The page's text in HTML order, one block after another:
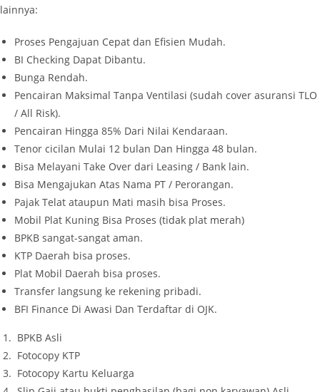
lainnya:
Proses Pengajuan Cepat dan Efisien Mudah.
BI Checking Dapat Dibantu.
Bunga Rendah.
Pencairan Maksimal Tanpa Ventilasi (sudah cover asuransi TLO
/ All Risk).
Pencairan Hingga 85% Dari Nilai Kendaraan.
Tenor cicilan Mulai 12 bulan Dan Hingga 48 bulan.
Bisa Melayani Take Over dari Leasing / Bank lain.
Bisa Mengajukan Atas Nama PT / Perorangan.
Pajak Telat ataupun Mati masih bisa Proses.
Mobil Plat Kuning Bisa Proses (tidak plat merah)
BPKB sangat-sangat aman.
KTP Daerah bisa proses.
Plat Mobil Daerah bisa proses.
Transfer langsung ke rekening pribadi.
BFI Finance Di Awasi Dan Terdaftar di OJK.
BPKB Asli
Fotocopy KTP
Fotocopy Kartu Keluarga